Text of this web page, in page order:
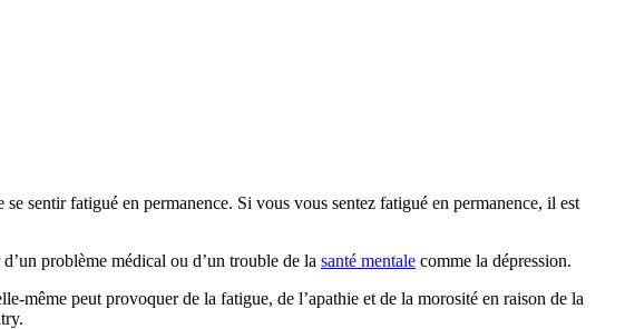
sentir fatigué en permanence. Si vous vous sentez fatigué en permanence, il est
problème médical ou d’un trouble de la santé mentale comme la dépression.
même peut provoquer de la fatigue, de l’apathie et de la morosité en raison de la